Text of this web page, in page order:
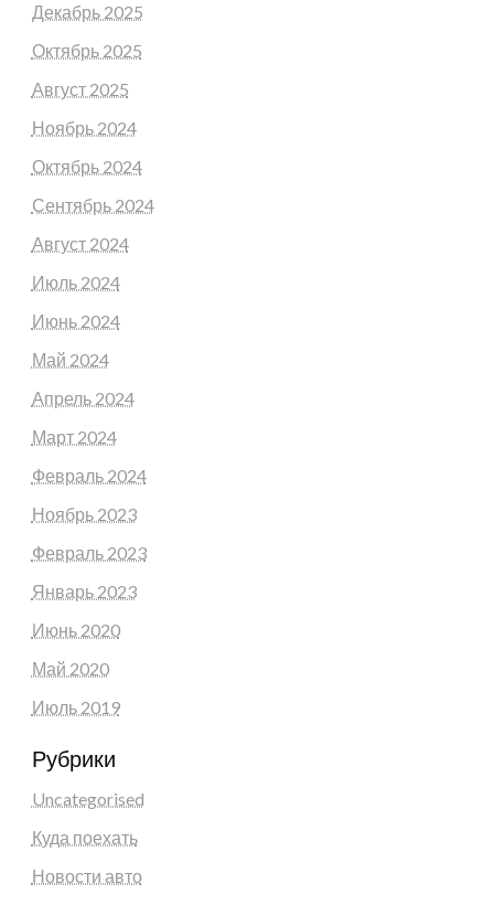
Декабрь 2025
Октябрь 2025
Август 2025
Ноябрь 2024
Октябрь 2024
Сентябрь 2024
Август 2024
Июль 2024
Июнь 2024
Май 2024
Апрель 2024
Март 2024
Февраль 2024
Ноябрь 2023
Февраль 2023
Январь 2023
Июнь 2020
Май 2020
Июль 2019
Рубрики
Uncategorised
Куда поехать
Новости авто